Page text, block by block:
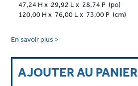
47,24 H x 29,92 L x 28,74 P (po)
120,00 H x 76,00 L x 73,00 P (cm)
En savoir plus >
AJOUTER AU PANIER